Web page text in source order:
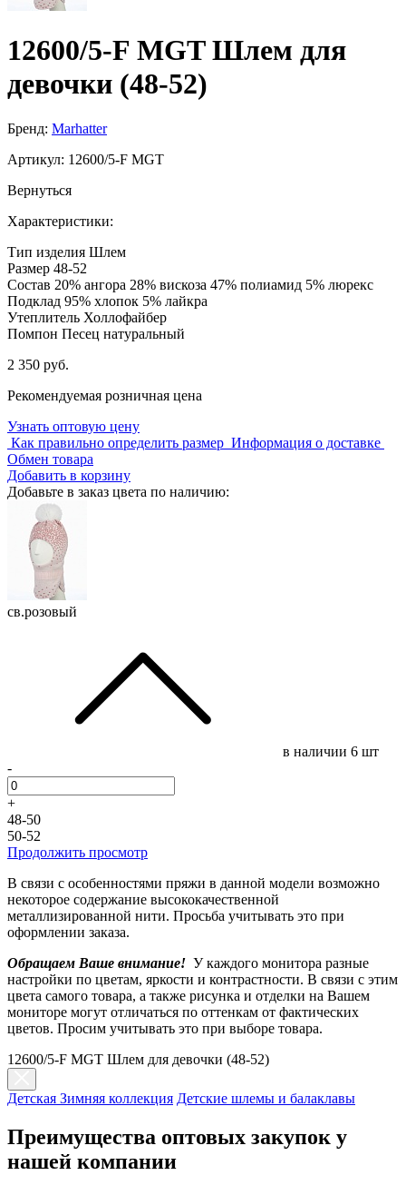
12600/5-F MGT Шлем для
девочки (48-52)
Бренд: Marhatter
Артикул: 12600/5-F MGT
Вернуться
Характеристики:
Тип изделия Шлем
Размер 48-52
Состав 20% ангора 28% вискоза 47% полиамид 5% люрекс
Подклад 95% хлопок 5% лайкра
Утеплитель Холлофайбер
Помпон Песец натуральный
2 350 руб.
Рекомендуемая розничная цена
Узнать оптовую цену
Как правильно определить размер Информация о доставке
Обмен товара
Добавить в корзину
Добавьте в заказ цвета по наличию:
св.розовый
в наличии 6 шт
-
+
48-50
50-52
Продолжить просмотр
В связи с особенностями пряжи в данной модели возможно
некоторое содержание высококачественной
металлизированной нити. Просьба учитывать это при
оформлении заказа.
Обращаем Ваше внимание! У каждого монитора разные
настройки по цветам, яркости и контрастности. В связи с этим
цвета самого товара, а также рисунка и отделки на Вашем
мониторе могут отличаться по оттенкам от фактических
цветов. Просим учитывать это при выборе товара.
12600/5-F MGT Шлем для девочки (48-52)
Детская Зимняя коллекция Детские шлемы и балаклавы
Преимущества оптовых закупок у
нашей компании